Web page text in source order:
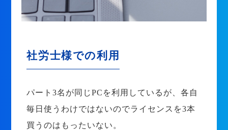
社労士様での利用
パート3名が同じPCを利用しているが、各自
毎日使うわけではないのでライセンスを3本
買うのはもったいない。